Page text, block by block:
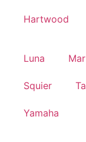
Hartwood
Luna
Squier
Yamaha